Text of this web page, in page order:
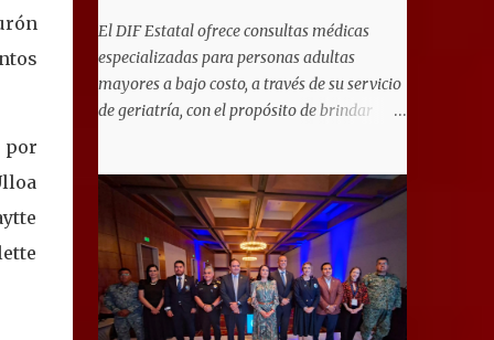
por
El DIF Estatal ofrece consultas médicas
especializadas para personas adultas
mayores a bajo costo, a través de su servicio
de geriatría, con el propósito de brindar
calidad de vida. Aurora Jiménez Esquivel,
primera voluntaria y presidenta del DIF
Estatal, informó que la consulta de geriatría
se enfoca fundamentalmente en la
prevención, el diagnóstico y tratamiento de
las enfermedades más comunes en las